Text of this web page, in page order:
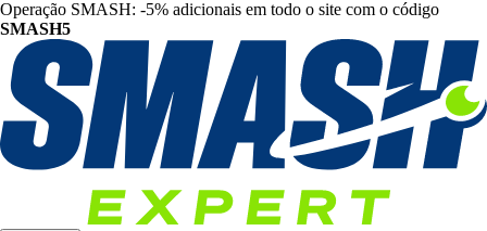
Operação SMASH: -5% adicionais em todo o site com o código
SMASH5